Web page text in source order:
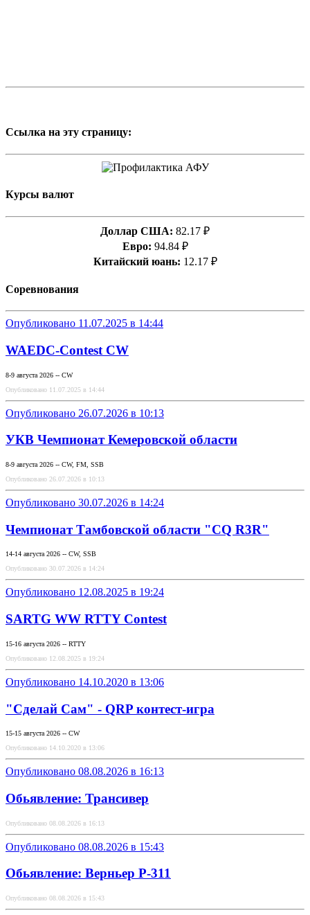
Ссылка на эту страницу:
Курсы валют
Доллар США: 82.17 ₽
Евро: 94.84 ₽
Китайский юань: 12.17 ₽
Соревнования
Опубликовано 11.07.2025 в 14:44
WAEDC-Contest CW
8-9 августа 2026 -- CW
Опубликовано 11.07.2025 в 14:44
Опубликовано 26.07.2026 в 10:13
УКВ Чемпионат Кемеровской области
8-9 августа 2026 -- CW, FM, SSB
Опубликовано 26.07.2026 в 10:13
Опубликовано 30.07.2026 в 14:24
Чемпионат Тамбовской области "CQ R3R"
14-14 августа 2026 -- CW, SSB
Опубликовано 30.07.2026 в 14:24
Опубликовано 12.08.2025 в 19:24
SARTG WW RTTY Contest
15-16 августа 2026 -- RTTY
Опубликовано 12.08.2025 в 19:24
Опубликовано 14.10.2020 в 13:06
"Сделай Сам" - QRP контест-игра
15-15 августа 2026 -- CW
Опубликовано 14.10.2020 в 13:06
Опубликовано 08.08.2026 в 16:13
Обьявление: Трансивер
Опубликовано 08.08.2026 в 16:13
Опубликовано 08.08.2026 в 15:43
Обьявление: Верньер Р-311
Опубликовано 08.08.2026 в 15:43